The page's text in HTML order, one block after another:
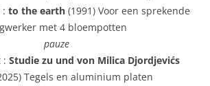
: to the earth (1991) Voor een sprekende
met 4 bloempotten
pauze
: Studie zu und von Milica Djordjevićs
Tegels en aluminium platen